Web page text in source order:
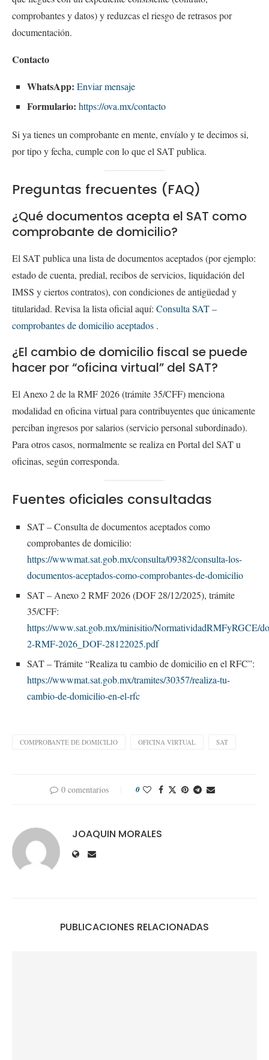
comprobantes y datos) y reduzcas el riesgo de retrasos por
documentación.
Contacto
WhatsApp: Enviar mensaje
Formulario: https://ova.mx/contacto
Si ya tienes un comprobante en mente, envíalo y te decimos si,
por tipo y fecha, cumple con lo que el SAT publica.
Preguntas frecuentes (FAQ)
¿Qué documentos acepta el SAT como
comprobante de domicilio?
El SAT publica una lista de documentos aceptados (por ejemplo:
estado de cuenta, predial, recibos de servicios, liquidación del
IMSS y ciertos contratos), con condiciones de antigüedad y
titularidad. Revisa la lista oficial aquí: Consulta SAT –
comprobantes de domicilioaceptados .
¿El cambio de domicilio fiscal se puede
hacer por “oficina virtual” del SAT?
El Anexo 2 de la RMF 2026 (trámite 35/CFF) menciona
modalidad en oficina virtual para contribuyentes que únicamente
perciban ingresos por salarios (servicio personal subordinado).
Para otros casos, normalmente se realiza en Portal del SAT u
oficinas, según corresponda.
Fuentes oficiales consultadas
SAT – Consulta de documentos aceptados como
comprobantes de domicilio:
https://wwwmat.sat.gob.mx/consulta/09382/consulta-los-
documentos-aceptados-como-comprobantes-de-domicilio
SAT – Anexo 2 RMF 2026 (DOF 28/12/2025), trámite
35/CFF:
https://www.sat.gob.mx/minisitio/NormatividadRMFyRGCE/
2-RMF-2026_DOF-28122025.pdf
SAT – Trámite “Realiza tu cambio de domicilio en el RFC”:
https://wwwmat.sat.gob.mx/tramites/30357/realiza-tu-
cambio-de-domicilio-en-el-rfc
COMPROBANTE DE DOMICILIO OFICINA VIRTUAL SAT
0 comentarios 0
JOAQUIN MORALES
PUBLICACIONES RELACIONADAS